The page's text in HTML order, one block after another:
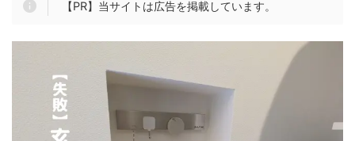
【PR】当サイトは広告を掲載しています。